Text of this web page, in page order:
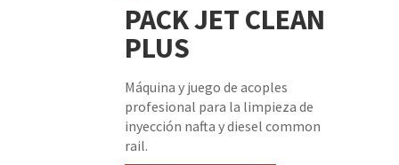
PACK JET CLEAN
PLUS
Máquina y juego de acoples
profesional para la limpieza de
inyección nafta y diesel common
rail.